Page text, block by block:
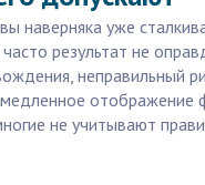
наверняка уже
результат не
неправильный
медленное
не учитывают